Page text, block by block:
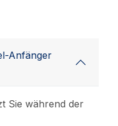
Anfänger
Sie während der